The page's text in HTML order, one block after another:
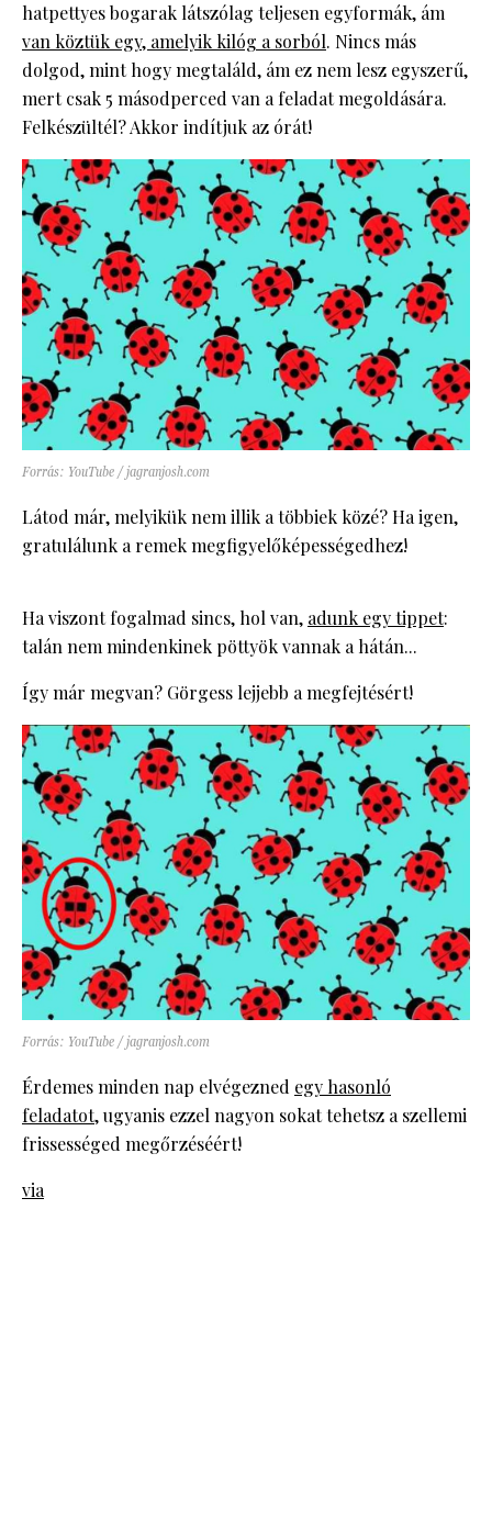
hatpettyes bogarak látszólag teljesen egyformák, ám
van köztük egy, amelyik kilóg a sorból. Nincs más
dolgod, mint hogy megtaláld, ám ez nem lesz egyszerű,
mert csak 5 másodperced van a feladat megoldására.
Felkészültél? Akkor indítjuk az órát!
Forrás: YouTube / jagranjosh.com
Látod már, melyikük nem illik a többiek közé? Ha igen,
gratulálunk a remek megfigyelőképességedhez!
Ha viszont fogalmad sincs, hol van, adunk egy tippet:
talán nem mindenkinek pöttyök vannak a hátán...
Így már megvan? Görgess lejjebb a megfejtésért!
Forrás: YouTube / jagranjosh.com
Érdemes minden nap elvégezned egy hasonló
feladatot, ugyanis ezzel nagyon sokat tehetsz a szellemi
frissességed megőrzéséért!
via